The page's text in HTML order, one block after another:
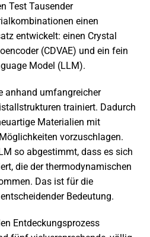
Test Tausender
einen
entwickelt: einen Crystal
(CDVAE) und ein fein
Model (LLM).
anhand umfangreicher
trainiert. Dadurch
Materialien mit
vorzuschlagen.
so abgestimmt, dass es sich
die der thermodynamischen
Das ist für die
Bedeutung.
Entdeckungsprozess